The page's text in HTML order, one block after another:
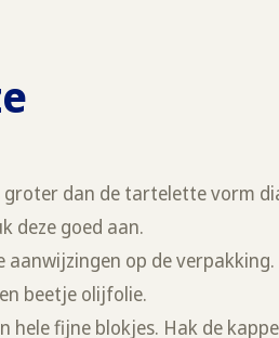
groter dan de tartelette vorm
deze goed aan.
op de
beetje olijfolie.
hele fijne blokjes. Hak de